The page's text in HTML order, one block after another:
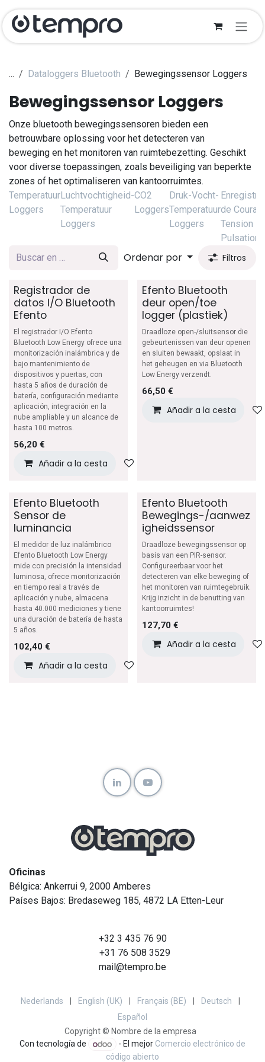
Ir al contenido
... Dataloggers Bluetooth Bewegingssensor Loggers
Bewegingssensor Loggers
Onze bluetooth bewegingssensoren bieden een
betrouwbare oplossing voor het detecteren van
beweging en het monitoren van ruimtebezetting. Geschikt
voor diverse toepassingen, zoals beveiliging van beperkte
zones of het optimaliseren van kantoorruimtes.
Temperatuur
Loggers
Luchtvochtigheid-
Temperatuur
Loggers
CO2
Loggers
Druk-Vocht-
Temperatuur
Loggers
de
Tension -
Pulsations
Ordenar por Filtros
Registrador de
datos I/O Bluetooth
Efento
El registrador I/O Efento
Bluetooth Low Energy ofrece una
monitorización inalámbrica y de
bajo mantenimiento de
dispositivos y puertas, con
hasta 5 años de duración de
batería, configuración mediante
aplicación, integración en la
nube ampliable y un alcance de
hasta 100 metros.
56,20 €
Añadir a la cesta
Efento Bluetooth
deur open/toe
logger (plastiek)
Draadloze open-/sluitsensor die
gebeurtenissen van deur openen
en sluiten bewaakt, opslaat in
het geheugen en via Bluetooth
Low Energy verzendt.
66,50€
Añadir a la cesta
Efento Bluetooth
Sensor de
luminancia
El medidor de luz inalámbrico
Efento Bluetooth Low Energy
mide con precisión la intensidad
luminosa, ofrece monitorización
en tiempo real a través de
aplicación y nube, almacena
hasta 40.000 mediciones y tiene
una duración de batería de hasta
5 años.
102,40 €
Añadir a la cesta
Efento Bluetooth
Bewegings-/aanwez
igheidssensor
Draadloze bewegingssensor op
basis van een PIR-sensor.
Configureerbaar voor het
detecteren van elke beweging of
het monitoren van ruimtegebruik.
Krijg inzicht in de benutting van
kantoorruimtes!
127,70€
Añadir a la cesta
Oficinas
Bélgica: Ankerrui 9, 2000 Amberes
Países Bajos: Bredaseweg 185, 4872 LA Etten-Leur
+32 3 435 76 90
+31 76 508 3529
mail@tempro.be
Copyright © Nombre de la empresa
Nederlands English (UK) Français (BE) Deutsch
Español
Con tecnología de - El mejor Comercio electrónico de
código abierto